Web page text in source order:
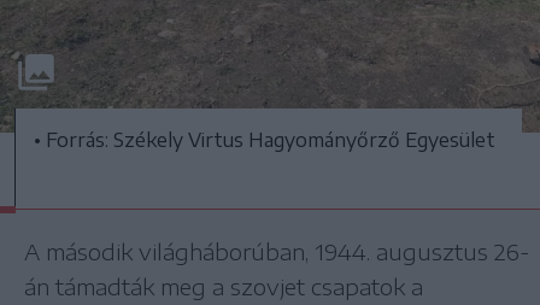
• Forrás: Székely Virtus Hagyományőrző Egyesület
A második világháborúban, 1944. augusztus 26-
án támadták meg a szovjet csapatok a